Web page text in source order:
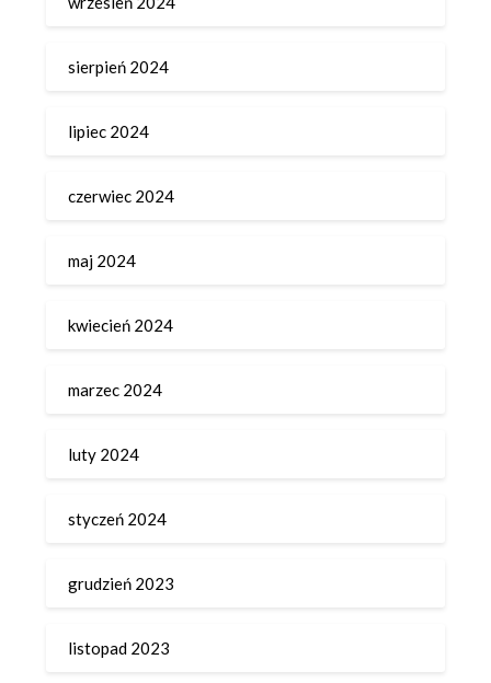
sierpień 2024
lipiec 2024
czerwiec 2024
maj 2024
kwiecień 2024
marzec 2024
luty 2024
styczeń 2024
grudzień 2023
listopad 2023